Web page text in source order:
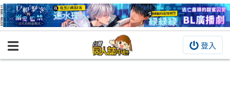
登入
BOOKY書集倉庫